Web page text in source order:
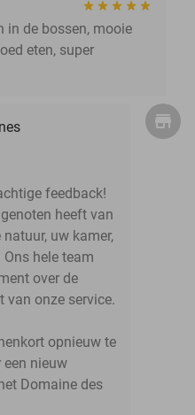
in de bossen, mooie
eten, super
feedback!
heeft van
uw kamer,
hele team
over de
van onze service.
opnieuw te
een nieuw
Domaine des